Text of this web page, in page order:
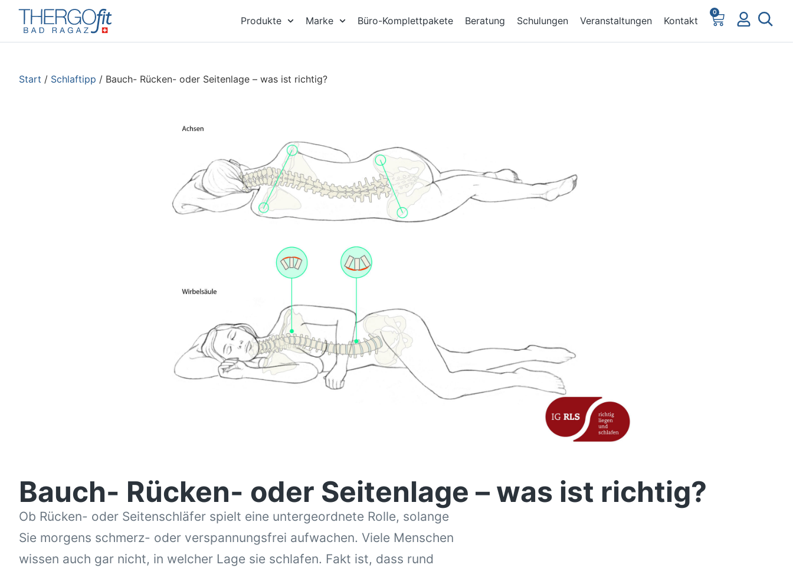
0
Produkte Marke Büro-Komplettpakete Beratung Schulungen Veranstaltungen Kontakt
Start / Schlaftipp / Bauch- Rücken- oder Seitenlage – was ist richtig?
Bauch- Rücken- oder Seitenlage – was ist richtig?
Ob Rücken- oder Seitenschläfer spielt eine untergeordnete Rolle, solange
Sie morgens schmerz- oder verspannungsfrei aufwachen. Viele Menschen
wissen auch gar nicht, in welcher Lage sie schlafen. Fakt ist, dass rund